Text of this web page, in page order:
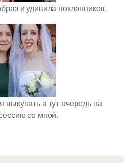
и удивила поклонников.
выкупать а тут очередь на
со мной.